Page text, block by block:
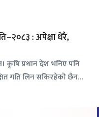
: अपेक्षा धेरै,
कृषि प्रधान देश भनिए पनि
गति लिन सकिरहेको छैन…